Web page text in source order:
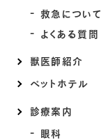
救急について
よくある質問
獣医師紹介
ペットホテル
診療案内
眼科